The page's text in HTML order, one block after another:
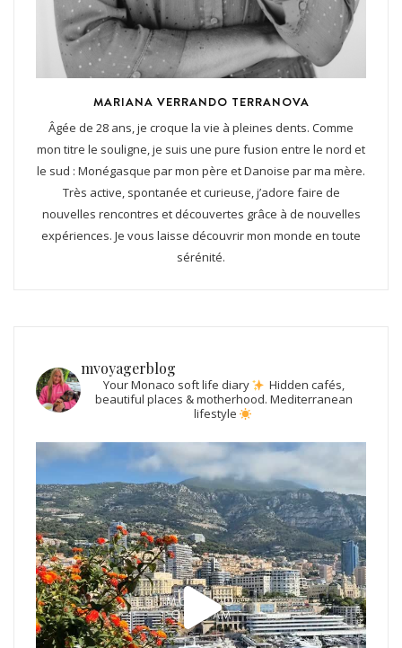
MARIANA VERRANDO TERRANOVA
Âgée de 28 ans, je croque la vie à pleines dents. Comme
mon titre le souligne, je suis une pure fusion entre le nord et
le sud : Monégasque par mon père et Danoise par ma mère.
Très active, spontanée et curieuse, j’adore faire de
nouvelles rencontres et découvertes grâce à de nouvelles
expériences. Je vous laisse découvrir mon monde en toute
sérénité.
mvoyagerblog
Your Monaco soft life diary
Hidden cafés,
beautiful places & motherhood. Mediterranean
lifestyle